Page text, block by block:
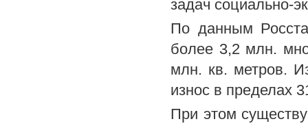
задач социально-
По данным
более 3,2 млн.
млн. кв. метров.
износ в пределах
При этом